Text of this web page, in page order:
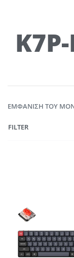
ΕΜΦΆΝΙΣΗ ΤΟΥ
FILTER